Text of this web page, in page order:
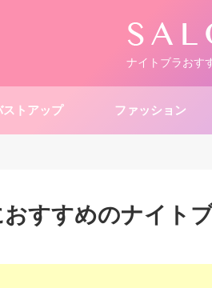
ナイトブラおす
ストアップ ファッション
すすめのナイト